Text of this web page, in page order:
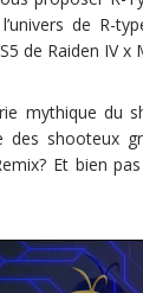
l’univers de R-
de Raiden IV
mythique du
des shooteux
Et bien